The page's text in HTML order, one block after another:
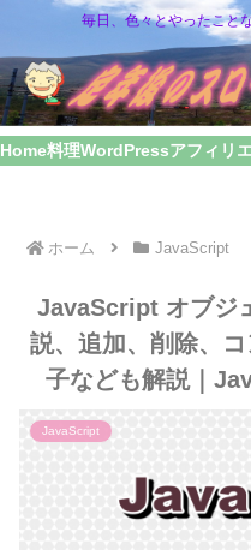
毎日、色々とやったこと
Home料理WordPressアフィリ
ホーム JavaScript
JavaScript オブジ
説、追加、削除、
子なども解説｜
JavaScript